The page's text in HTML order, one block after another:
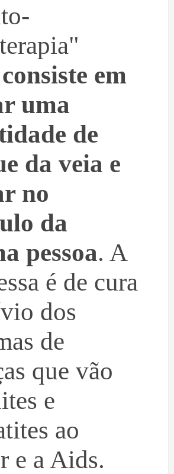
consiste em
uma
de
da veia e
no
da
pessoa. A
é de cura
dos
de
que vão
e
ao
e a Aids.